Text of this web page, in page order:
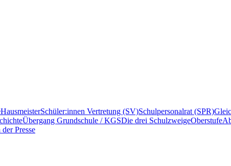
HausmeisterSchüler:innen Vertretung (SV)Schulpersonalrat (SPR)
Übergang Grundschule / KGSDie drei SchulzweigeOberstufe
Presse